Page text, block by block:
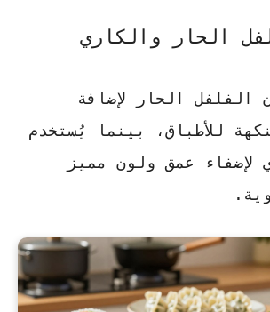
الحار والكاري
الفلفل الحار
لإضافة
للأطباق، بينما يُستخدم
لإضفاء عمق ولون مميز